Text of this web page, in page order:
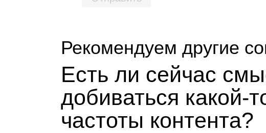
Рекомендуем другие
Есть ли сей­час
доби­ваться
частоты кон­тента?